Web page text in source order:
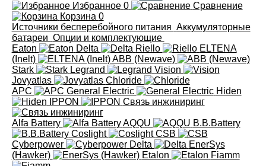
Избранное 0
Сравнение
Корзина 0
Источники бесперебойного питания Аккумуляторные
батареи Опции и комплектующие
Eaton
Delta Riello
ELTENA
(Inelt)
ABB (Newave)
Stark
Legrand
Vision
Jovyatlas
Chloride
APC
General Electric
Hiden
IPPON
Связь инжиниринг
Alfa Battery AQQU
B.B.Battery
Coslight
CSB
Cyberpower
Delta
EnerSys
(Hawker)
Etalon Fiamm